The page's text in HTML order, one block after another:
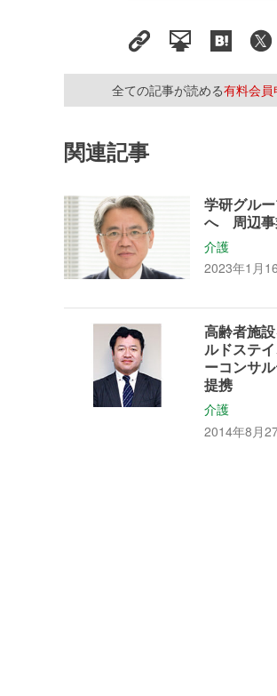
全ての記事が読める有料会員
関連記事
学研グル
へ 周辺事
介護
2023年1月
高齢者施
ルドステ
ーコンサ
提携
介護
2014年8月